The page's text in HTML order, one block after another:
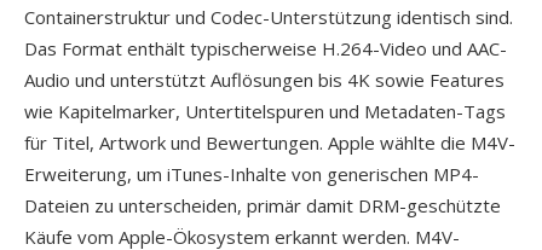
Containerstruktur und Codec-Unterstützung identisch sind.
Das Format enthält typischerweise H.264-Video und AAC-
Audio und unterstützt Auflösungen bis 4K sowie Features
wie Kapitelmarker, Untertitelspuren und Metadaten-Tags
für Titel, Artwork und Bewertungen. Apple wählte die M4V-
Erweiterung, um iTunes-Inhalte von generischen MP4-
Dateien zu unterscheiden, primär damit DRM-geschützte
Käufe vom Apple-Ökosystem erkannt werden. M4V-